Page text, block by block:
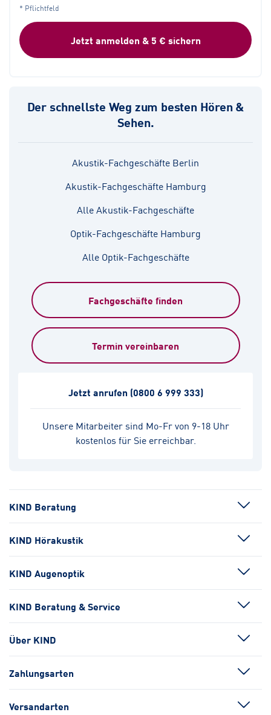
* Pflichtfeld
Jetzt anmelden & 5 € sichern
Der schnellste Weg zum besten Hören &
Sehen.
Akustik-Fachgeschäfte Berlin
Akustik-Fachgeschäfte Hamburg
Alle Akustik-Fachgeschäfte
Optik-Fachgeschäfte Hamburg
Alle Optik-Fachgeschäfte
Fachgeschäfte finden
Termin vereinbaren
Unsere Mitarbeiter sind Mo-Fr von 9-18 Uhr
kostenlos für Sie erreichbar.
Jetzt anrufen (0800 6 999 333)
KIND Beratung
KIND Hörakustik
KIND Augenoptik
KIND Beratung & Service
Über KIND
Zahlungsarten
Versandarten